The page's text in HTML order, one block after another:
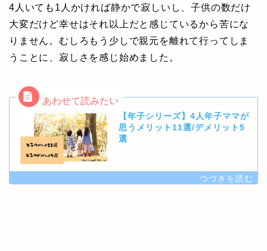
4人いても1人かければ静かで寂しいし、子供の数だけ
大変だけど幸せはそれ以上だと感じているから苦にな
りません。むしろもう少しで親元を離れて行ってしま
うことに、寂しさを感じ始めました。
【年子シリーズ】4人年子ママが
思うメリット11選/デメリット5
選